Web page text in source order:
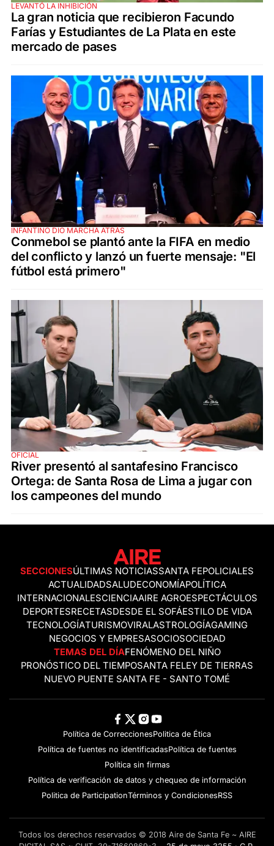
LEVANTÓ LA INHIBICIÓN
La gran noticia que recibieron Facundo
Farías y Estudiantes de La Plata en este
mercado de pases
INFANTINO DIO MARCHA ATRÁS
Conmebol se plantó ante la FIFA en medio
del conflicto y lanzó un fuerte mensaje: "El
fútbol está primero"
OFICIAL
River presentó al santafesino Francisco
Ortega: de Santa Rosa de Lima a jugar con
los campeones del mundo
SECCIONESÚLTIMAS NOTICIASSANTA FEPOLICIALES
ACTUALIDADSALUDECONOMÍAPOLÍTICA
INTERNACIONALESCIENCIAAIRE AGROESPECTÁCULOS
DEPORTESRECETASDESDE EL SOFÁESTILO DE VIDA
TECNOLOGÍATURISMOVIRALASTROLOGÍAGAMING
NEGOCIOS Y EMPRESASOCIOSOCIEDAD
TEMAS DEL DÍAFENÓMENO DEL NIÑO
PRONÓSTICO DEL TIEMPOSANTA FELEY DE TIERRAS
NUEVO PUENTE SANTA FE - SANTO TOMÉ
Política de CorreccionesPolitica de Ética
Política de fuentes no identificadasPolítica de fuentes
Política sin firmas
Política de verificación de datos y chequeo de información
Politica de ParticipationTérminos y CondicionesRSS
Todos los derechos reservados © 2018 Aire de Santa Fe ~ AIRE